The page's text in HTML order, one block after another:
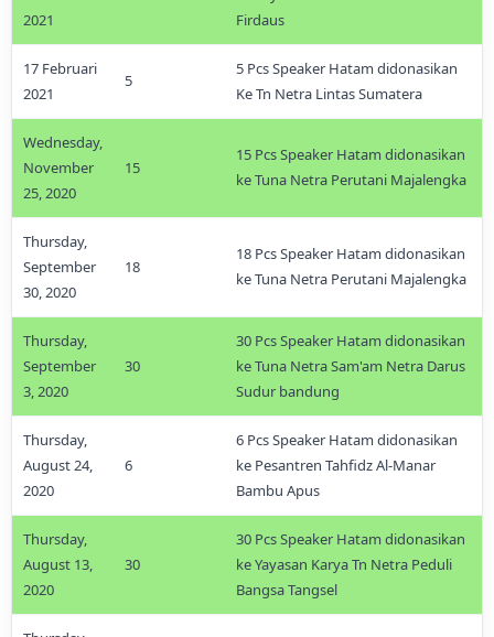
2021
Firdaus
17 Februari
2021
5
5 Pcs Speaker Hatam didonasikan
Ke Tn Netra Lintas Sumatera
Wednesday,
November
25, 2020
15
15 Pcs Speaker Hatam didonasikan
ke Tuna Netra Perutani Majalengka
Thursday,
September
30, 2020
18
18 Pcs Speaker Hatam didonasikan
ke Tuna Netra Perutani Majalengka
Thursday,
September
3, 2020
30
30 Pcs Speaker Hatam didonasikan
ke Tuna Netra Sam'am Netra Darus
Sudur bandung
Thursday,
August 24,
2020
6
6 Pcs Speaker Hatam didonasikan
ke Pesantren Tahfidz Al-Manar
Bambu Apus
Thursday,
August 13,
2020
30
30 Pcs Speaker Hatam didonasikan
ke Yayasan Karya Tn Netra Peduli
Bangsa Tangsel